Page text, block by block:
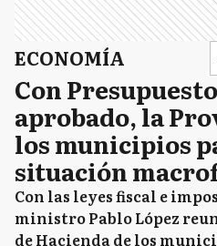
ECONOMÍA
Con
aprobado, la
los municipios
situación
Con las leyes fiscal e
ministro Pablo López
de Hacienda de los